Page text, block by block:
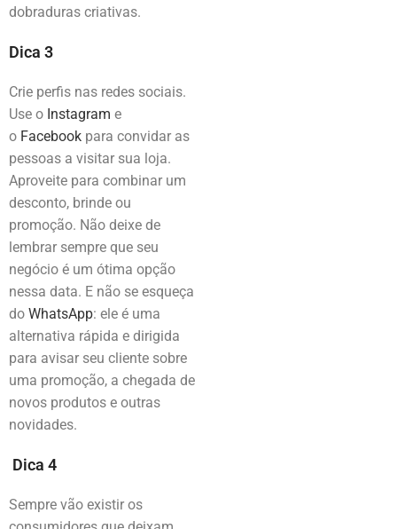
dobraduras criativas.
Dica 3
Crie perfis nas redes sociais.
Use o Instagram e
o Facebook para convidar as
pessoas a visitar sua loja.
Aproveite para combinar um
desconto, brinde ou
promoção. Não deixe de
lembrar sempre que seu
negócio é um ótima opção
nessa data. E não se esqueça
do WhatsApp: ele é uma
alternativa rápida e dirigida
para avisar seu cliente sobre
uma promoção, a chegada de
novos produtos e outras
novidades.
Dica 4
Sempre vão existir os